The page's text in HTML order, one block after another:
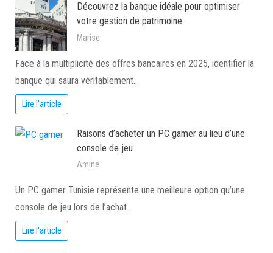
Découvrez la banque idéale pour optimiser
votre gestion de patrimoine
Marise
Face à la multiplicité des offres bancaires en 2025, identifier la
banque qui saura véritablement…
Lire l'article
Raisons d’acheter un PC gamer au lieu d’une
console de jeu
Amine
Un PC gamer Tunisie représente une meilleure option qu’une
console de jeu lors de l’achat…
Lire l'article